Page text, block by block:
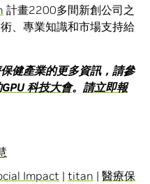
計畫2200多間新創公司之
、專業知識和市場支持給
健產業的更多資訊，請參
GPU科技大會。 請立即報
Impact | titan | 醫療保